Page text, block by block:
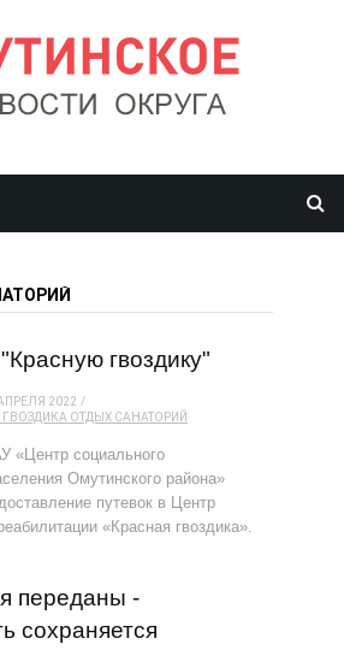
гвоздику"
2022
ГВОЗДИКА ОТДЫХ САНАТОРИЙ
«Центр социального
Омутинского района»
путевок в Центр
«Красная гвоздика».
переданы -
сохраняется